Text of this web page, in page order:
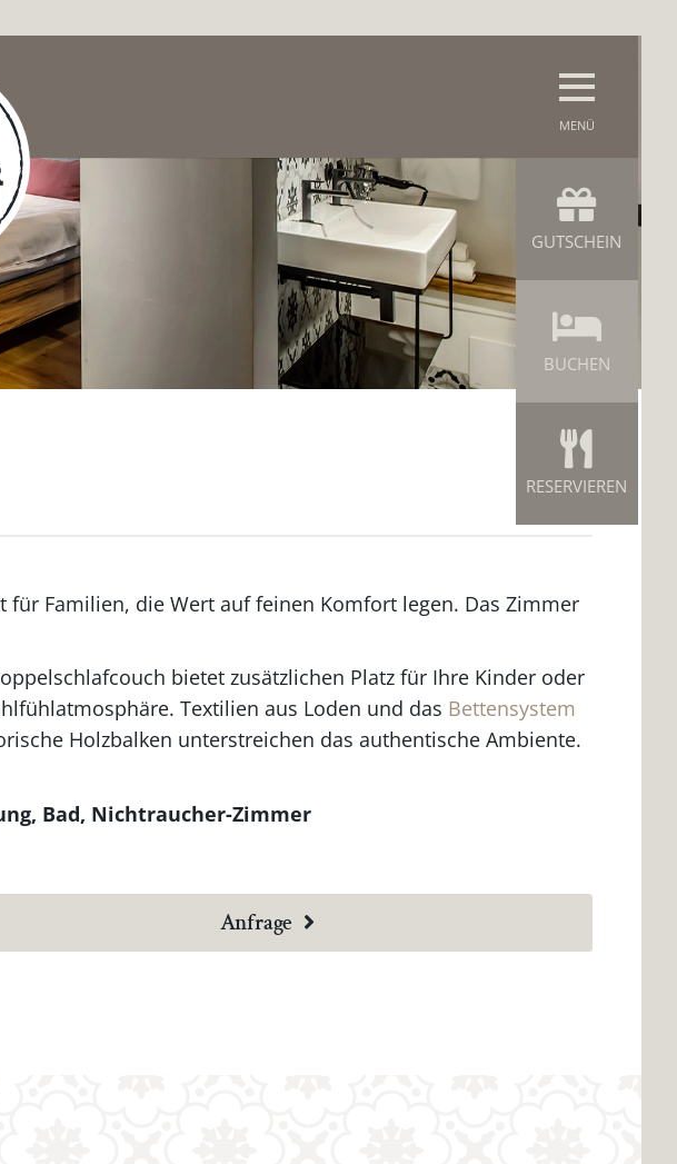
GUTSCHEIN
BUCHEN
RESERVIEREN
Familien, die Wert auf feinen Komfort legen. Das Zimmer
bietet zusätzlichen Platz für Ihre Kinder oder
Textilien aus Loden und das Bettensystem
Holzbalken unterstreichen das authentische Ambiente.
Bad, Nichtraucher-Zimmer
Anfrage